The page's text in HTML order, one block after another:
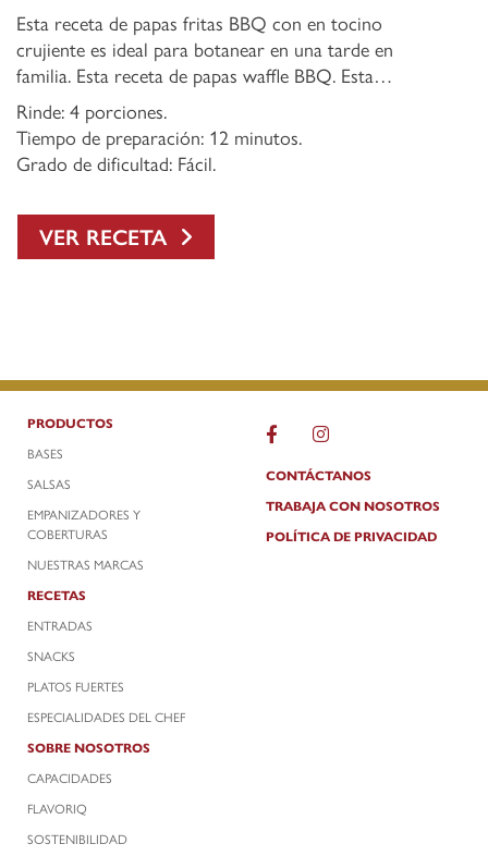
Esta receta de papas fritas BBQ con en tocino
crujiente es ideal para botanear en una tarde en
familia. Esta receta de papas waffle BBQ. Esta
receta ésta hecha con papas gajo waffle y una deliciosa
salsa BBQ con un toque de chile jalapeño.
Rinde: 4 porciones.
Tiempo de preparación: 12 minutos.
Grado de dificultad: Fácil.
VER RECETA
PRODUCTOS
BASES
SALSAS
EMPANIZADORES Y
COBERTURAS
NUESTRAS MARCAS
RECETAS
ENTRADAS
SNACKS
PLATOS FUERTES
ESPECIALIDADES DEL CHEF
SOBRE NOSOTROS
CAPACIDADES
FLAVORIQ
SOSTENIBILIDAD
CONTÁCTANOS
TRABAJA CON NOSOTROS
POLÍTICA DE PRIVACIDAD